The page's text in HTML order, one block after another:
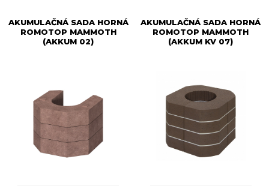
AKUMULAČNÁ SADA HORNÁ
ROMOTOP MAMMOTH
(AKKUM 02)
AKUMULAČNÁ SADA HORNÁ
ROMOTOP MAMMOTH
(AKKUM KV 07)